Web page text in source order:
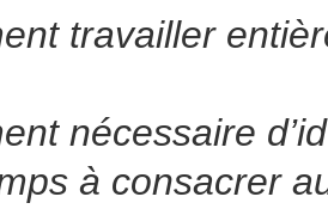
travailler
nécessaire
à consacrer